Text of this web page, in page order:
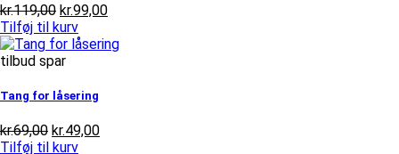
kr.119,00 Den
oprindelige
pris
var:
kr.99,00Den
pris
Tilføj til kurv
tilbud spar
Tang for låsering
kr.69,00 Den
oprindelige
kr.49,00Den
Tilføj til kurv